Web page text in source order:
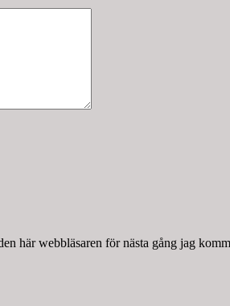
här webbläsaren för nästa gång jag